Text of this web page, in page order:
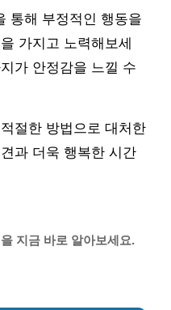
통해 부정적인 행동을
가지고 노력해보세
가 안정감을 느낄 수
절한 방법으로 대처한
과 더욱 행복한 시간
지금 바로 알아보세요.